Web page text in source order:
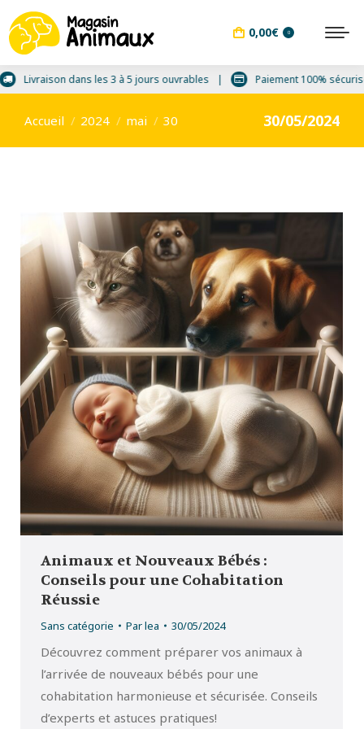
0,00€ 0
Livraison dans les 3 à 5 jours ouvrables Paiement 100%
Vous êtes ici :
Accueil 2024 mai 30 30/05/2024
Animaux et Nouveaux Bébés :
Conseils pour une Cohabitation
Réussie
Sans catégorie Parlea 30/05/2024
Découvrez comment préparer vos animaux à
l’arrivée de nouveaux bébés pour une
cohabitation harmonieuse et sécurisée. Conseils
d’experts et astuces pratiques!